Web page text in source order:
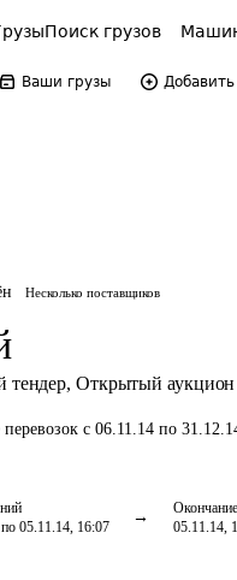
Поиск грузов
Ваши грузы Добавить
Несколько поставщиков
тендер, Открытый аукцион
с 06.11.14 по
05.11.14, 16:07
05.11.14,